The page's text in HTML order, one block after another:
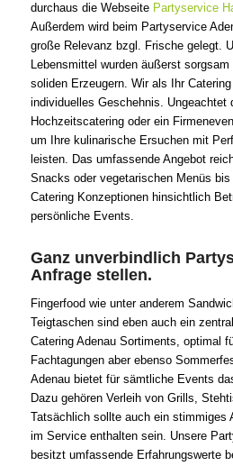
durchaus die Webseite Partyservice
Außerdem wird beim Partyservice
große Relevanz bzgl. Frische gelegt.
Lebensmittel wurden äußerst
soliden Erzeugern. Wir als Ihr
individuelles Geschehnis.
Hochzeitscatering oder ein
um Ihre kulinarische Ersuchen mit
leisten. Das umfassende Angebot
Snacks oder vegetarischen Menüs
Catering Konzeptionen hinsichtlich
persönliche Events.
Ganz unverbindlich
Anfrage stellen.
Fingerfood wie unter anderem
Teigtaschen sind eben auch ein
Catering Adenau Sortiments, optimal
Fachtagungen aber ebenso
Adenau bietet für sämtliche Events
Dazu gehören Verleih von Grills,
Tatsächlich sollte auch ein stimmiges
im Service enthalten sein. Unsere
besitzt umfassende Erfahrungswerte